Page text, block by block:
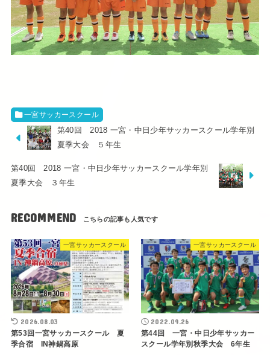
一宮サッカースクール
第40回 2018 一宮・中日少年サッカースクール学年別
夏季大会 ５年生
第40回 2018 一宮・中日少年サッカースクール学年別
夏季大会 ３年生
RECOMMEND
一宮サッカースクール
2026.08.03
第53回一宮サッカースクール 夏
季合宿 IN神鍋高原
一宮サッカースクール
2022.09.26
第44回 一宮・中日少年サッカー
スクール学年別秋季大会 6年生